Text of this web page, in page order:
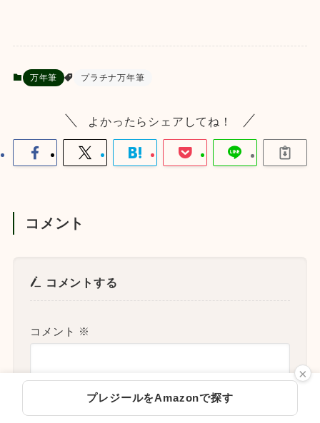
万年筆 プラチナ万年筆
よかったらシェアしてね！
コメント
コメントする
コメント ※
×
プレジールをAmazonで探す